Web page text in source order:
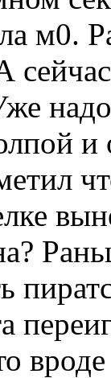
м0.